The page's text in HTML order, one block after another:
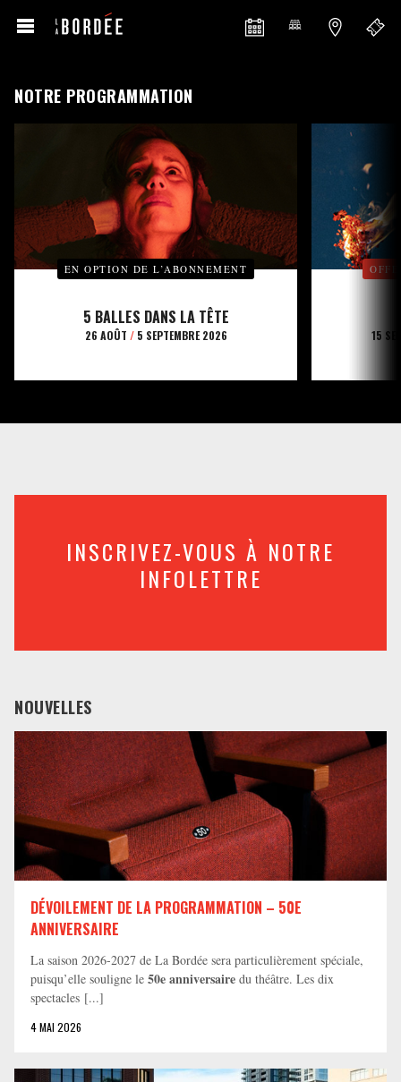
NOTRE PROGRAMMATION
EN OPTION DE L’ABONNEMENT
5 BALLES DANS LA TÊTE
26 AOÛT /5 SEPTEMBRE 2026 15
INSCRIVEZ-VOUS À NOTRE
INFOLETTRE
NOUVELLES
DÉVOILEMENT DE LA PROGRAMMATION – 50E
ANNIVERSAIRE
La saison 2026-2027 de La Bordée sera particulièrement spéciale,
puisqu’elle souligne le 50e anniversaire du théâtre. Les dix
spectacles [...]
4 MAI 2026